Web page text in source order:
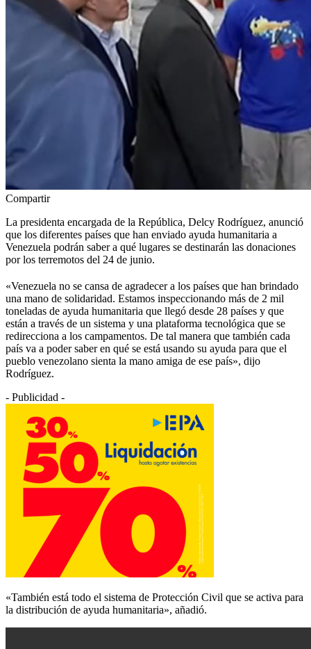
Compartir
La presidenta encargada de la República, Delcy Rodríguez, anunció
que los diferentes países que han enviado ayuda humanitaria a
Venezuela podrán saber a qué lugares se destinarán las donaciones
por los terremotos del 24 de junio.
«Venezuela no se cansa de agradecer a los países que han brindado
una mano de solidaridad. Estamos inspeccionando más de 2 mil
toneladas de ayuda humanitaria que llegó desde 28 países y que
están a través de un sistema y una plataforma tecnológica que se
redirecciona a los campamentos. De tal manera que también cada
país va a poder saber en qué se está usando su ayuda para que el
pueblo venezolano sienta la mano amiga de ese país», dijo
Rodríguez.
- Publicidad -
«También está todo el sistema de Protección Civil que se activa para
la distribución de ayuda humanitaria», añadió.